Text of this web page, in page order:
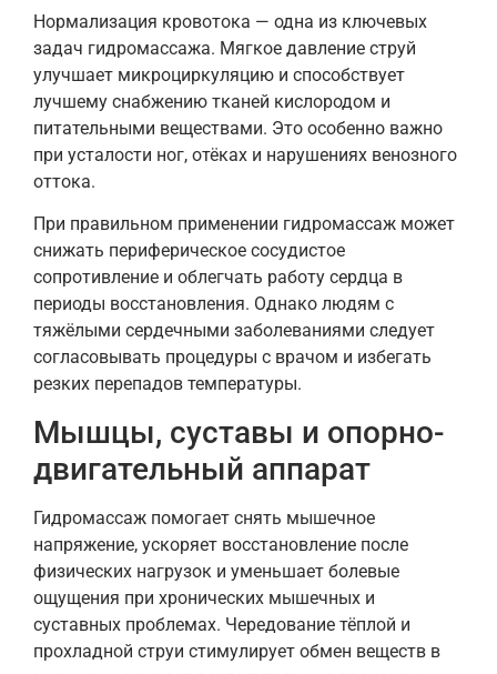
Нормализация кровотока — одна из ключевых
задач гидромассажа. Мягкое давление струй
улучшает микроциркуляцию и способствует
лучшему снабжению тканей кислородом и
питательными веществами. Это особенно важно
при усталости ног, отёках и нарушениях венозного
оттока.
При правильном применении гидромассаж может
снижать периферическое сосудистое
сопротивление и облегчать работу сердца в
периоды восстановления. Однако людям с
тяжёлыми сердечными заболеваниями следует
согласовывать процедуры с врачом и избегать
резких перепадов температуры.
Мышцы, суставы и опорно-
двигательный аппарат
Гидромассаж помогает снять мышечное
напряжение, ускоряет восстановление после
физических нагрузок и уменьшает болевые
ощущения при хронических мышечных и
суставных проблемах. Чередование тёплой и
прохладной струи стимулирует обмен веществ в